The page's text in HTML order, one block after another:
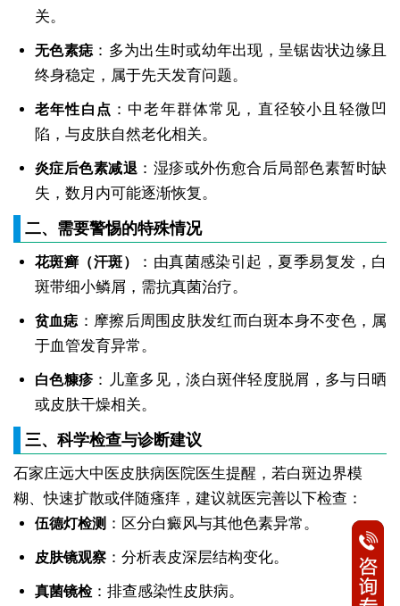
关。
无色素痣：多为出生时或幼年出现，呈锯齿状边缘且
终身稳定，属于先天发育问题。
老年性白点 ：中老年群体常见，直径较小且轻微凹
陷，与皮肤自然老化相关。
炎症后色素减退 ：湿疹或外伤愈合后局部色素暂时缺
失，数月内可能逐渐恢复。
二、需要警惕的特殊情况
花斑癣（汗斑）
：由真菌感染引起，夏季易复发，白
斑带细小鳞屑，需抗真菌治疗。
贫血痣：摩擦后周围皮肤发红而白斑本身不变色，属
于血管发育异常。
白色糠疹：儿童多见，淡白斑伴轻度脱屑，多与日晒
或皮肤干燥相关。
三、科学检查与诊断建议
石家庄远大中医皮肤病医院医生提醒，若白斑边界模
糊、快速扩散或伴随瘙痒，建议就医完善以下检查：
伍德灯检测 ：区分白癜风与其他色素异常。
皮肤镜观察：分析表皮深层结构变化。
真菌镜检：排查感染性皮肤病。